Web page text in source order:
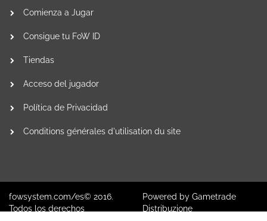
Comienza a Jugar
Consigue tu FoW ID
Tiendas
Acceso del jugador
Política de Privacidad
Conditions générales d'utilisation du site
fowsystem.com/es© 2016.
Todos los derechos
Powered by Gametrade
Distribuzione